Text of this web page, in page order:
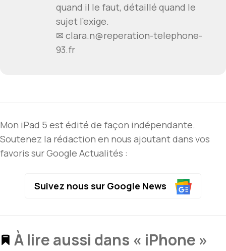
quand il le faut, détaillé quand le
sujet l'exige.
✉ clara.n@reperation-telephone-
93.fr
Mon iPad 5 est édité de façon indépendante.
Soutenez la rédaction en nous ajoutant dans vos
favoris sur Google Actualités :
Suivez nous sur Google News
À lire aussi dans « iPhone »